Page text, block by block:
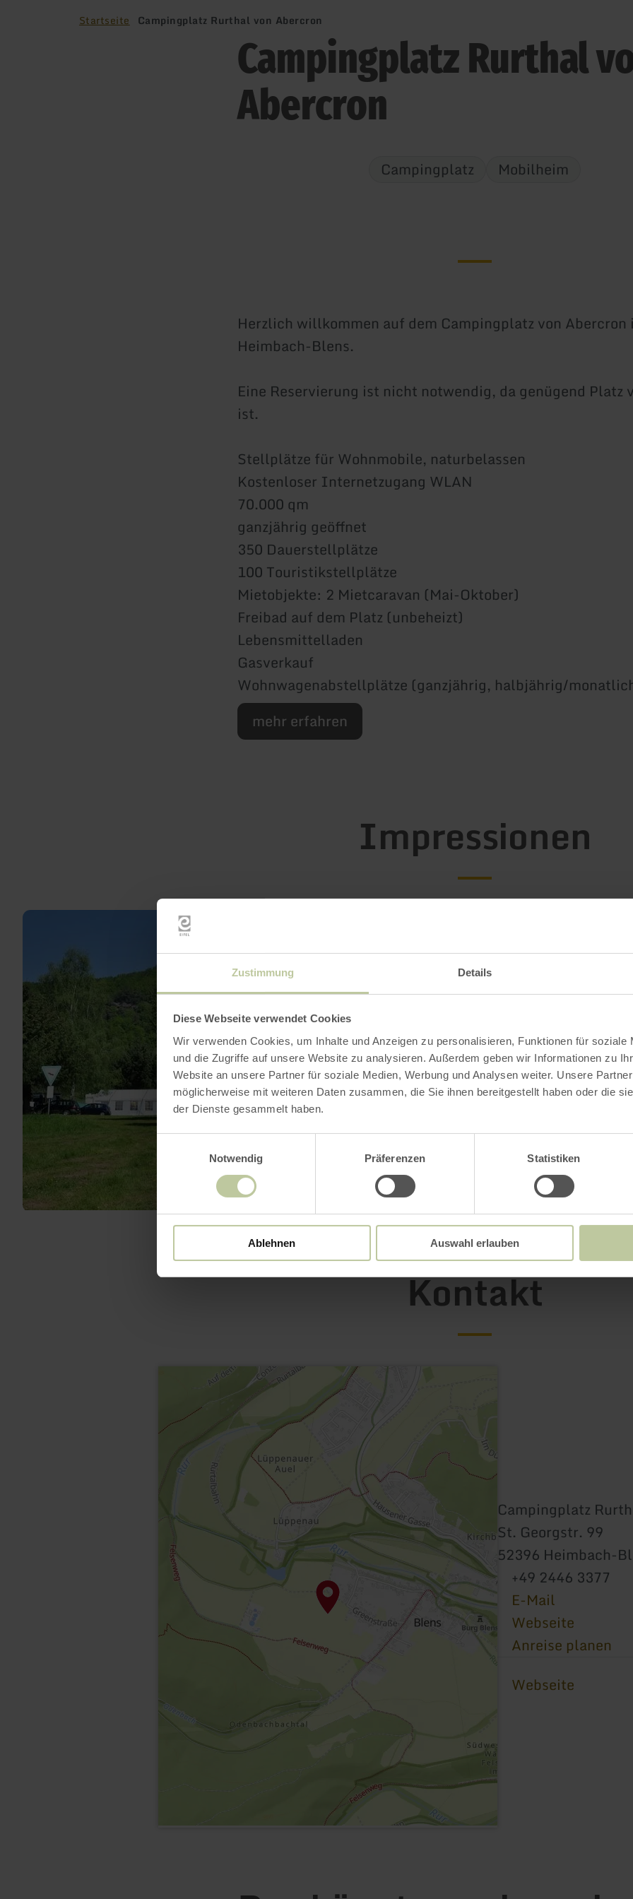
Zustimmung Details
Diese Webseite verwendet Cookies
Wir verwenden Cookies, um Inhalte und Anzeigen zu personalisieren, Funktionen für soziale
und die Zugriffe auf unsere Website zu analysieren. Außerdem geben wir Informationen zu
Website an unsere Partner für soziale Medien, Werbung und Analysen weiter. Unsere
möglicherweise mit weiteren Daten zusammen, die Sie ihnen bereitgestellt haben oder die
der Dienste gesammelt haben.
Notwendig
Präferenzen Statistiken
Ablehnen Auswahl erlauben
Startseite Campingplatz Rurthal von Abercron
Campingplatz Rurthal
Abercron
Campingplatz Mobilheim
Herzlich willkommen auf dem Campingplatz von Abercron
Heimbach-Blens.
Eine Reservierung ist nicht notwendig, da genügend Platz
ist.
Stellplätze für Wohnmobile, naturbelassen
Kostenloser Internetzugang WLAN
70.000 qm
ganzjährig geöffnet
350 Dauerstellplätze
100 Touristikstellplätze
Mietobjekte: 2 Mietcaravan (Mai-Oktober)
Freibad auf dem Platz (unbeheizt)
Lebensmittelladen
Gasverkauf
Wohnwagenabstellplätze (ganzjährig, halbjährig/
mehr erfahren
Impressionen
Kontakt
Campingplatz
St. Georgstr. 99
52396 Heimbach-
+49 2446 3377
E-Mail
Webseite
Anreise planen
Webseite